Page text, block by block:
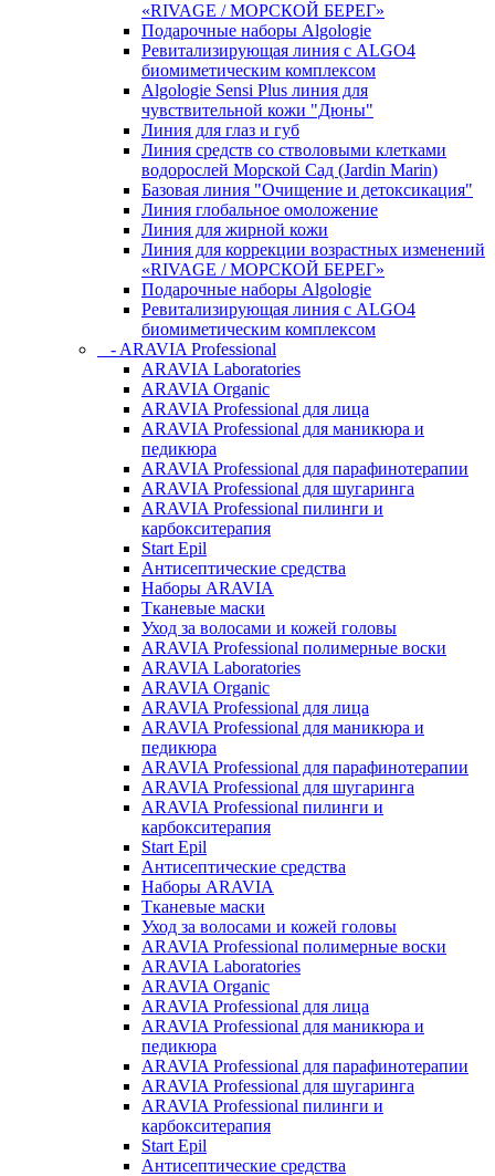
«RIVAGE / МОРСКОЙ БЕРЕГ»
Подарочные наборы Algologie
Ревитализирующая линия с ALGO4
биомиметическим комплексом
Algologie Sensi Plus линия для
чувcтвительной кожи "Дюны"
Линия для глаз и губ
Линия средств со стволовыми клетками
водорослей Морской Сад (Jardin Marin)
Базовая линия "Очищение и детоксикация"
Линия глобальное омоложение
Линия для жирной кожи
Линия для коррекции возрастных изменений
«RIVAGE / МОРСКОЙ БЕРЕГ»
Подарочные наборы Algologie
Ревитализирующая линия с ALGO4
биомиметическим комплексом
- ARAVIA Professional
ARAVIA Laboratories
ARAVIA Organic
ARAVIA Professional для лица
ARAVIA Professional для маникюра и
педикюра
ARAVIA Professional для парафинотерапии
ARAVIA Professional для шугаринга
ARAVIA Professional пилинги и
карбокситерапия
Start Epil
Антисептические средства
Наборы ARAVIA
Тканевые маски
Уход за волосами и кожей головы
ARAVIA Professional полимерные воски
ARAVIA Laboratories
ARAVIA Organic
ARAVIA Professional для лица
ARAVIA Professional для маникюра и
педикюра
ARAVIA Professional для парафинотерапии
ARAVIA Professional для шугаринга
ARAVIA Professional пилинги и
карбокситерапия
Start Epil
Антисептические средства
Наборы ARAVIA
Тканевые маски
Уход за волосами и кожей головы
ARAVIA Professional полимерные воски
ARAVIA Laboratories
ARAVIA Organic
ARAVIA Professional для лица
ARAVIA Professional для маникюра и
педикюра
ARAVIA Professional для парафинотерапии
ARAVIA Professional для шугаринга
ARAVIA Professional пилинги и
карбокситерапия
Start Epil
Антисептические средства